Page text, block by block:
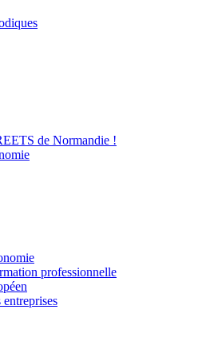
de Normandie !
professionnelle